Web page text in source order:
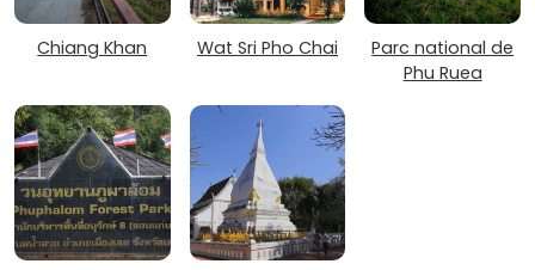
Chiang Khan Wat Sri Pho Chai
Parc national de
Phu Ruea